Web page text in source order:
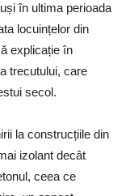
în ultima perioada
locuințelor din
explicație în
trecutului, care
secol.
la construcțiile din
izolant decât
ceea ce